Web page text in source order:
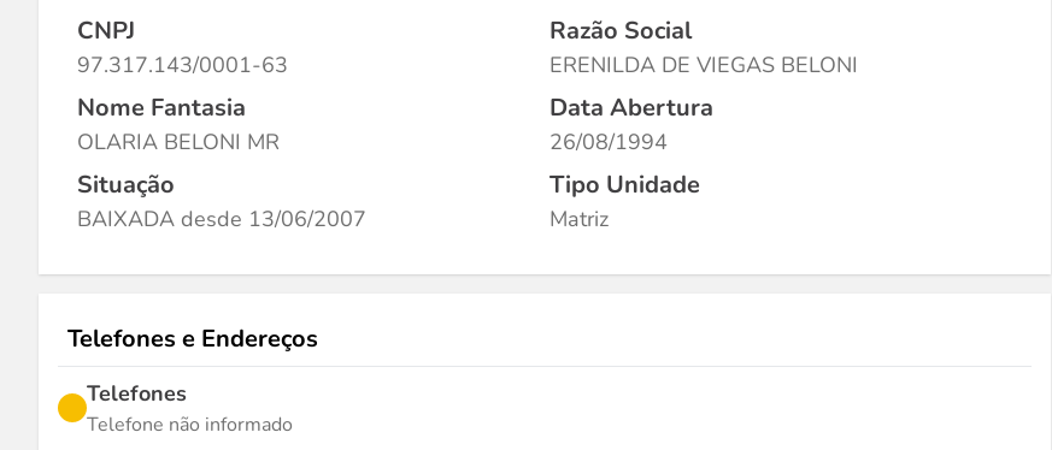
CNPJ
97.317.143/0001-63
Razão Social
ERENILDA DE VIEGAS BELONI
Nome Fantasia
OLARIA BELONI MR
Data Abertura
26/08/1994
Situação
BAIXADA desde 13/06/2007
Tipo Unidade
Matriz
Telefones e Endereços
Telefones
Telefone não informado